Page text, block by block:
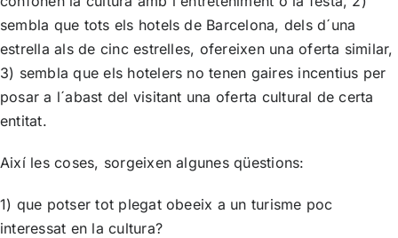
sembla que tots els hotels de Barcelona, dels d´una
estrella als de cinc estrelles, ofereixen una oferta similar,
3) sembla que els hotelers no tenen gaires incentius per
posar a l´abast del visitant una oferta cultural de certa
entitat.
Així les coses, sorgeixen algunes qüestions:
1) que potser tot plegat obeeix a un turisme poc
interessat en la cultura?